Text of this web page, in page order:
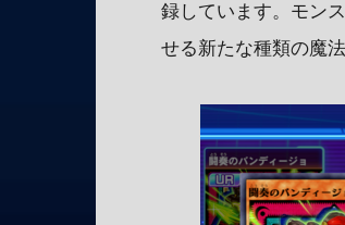
録しています。モン
せる新たな種類の魔